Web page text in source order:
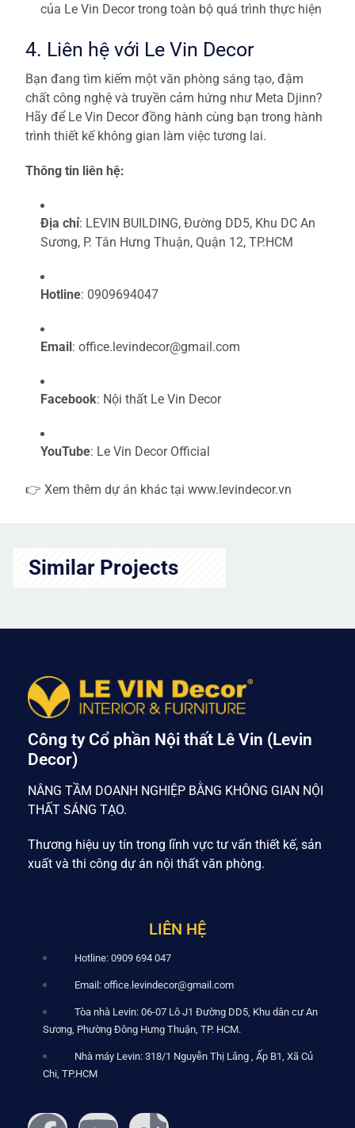
của Le Vin Decor trong toàn bộ quá trình thực hiện
4. Liên hệ với Le Vin Decor
Bạn đang tìm kiếm một văn phòng sáng tạo, đậm
chất công nghệ và truyền cảm hứng như Meta Djinn?
Hãy để Le Vin Decor đồng hành cùng bạn trong hành
trình thiết kế không gian làm việc tương lai.
Thông tin liên hệ:
Địa chỉ: LEVIN BUILDING, Đường DD5, Khu DC An
Sương, P. Tân Hưng Thuận, Quận 12, TP.HCM
Hotline: 0909694047
Email: office.levindecor@gmail.com
Facebook: Nội thất Le Vin Decor
YouTube: Le Vin Decor Official
👉 Xem thêm dự án khác tại www.levindecor.vn
Similar Projects
Công ty Cổ phần Nội thất Lê Vin (Levin
Decor)
NÂNG TẦM DOANH NGHIỆP BẰNG KHÔNG GIAN NỘI
THẤT SÁNG TẠO.
Thương hiệu uy tín trong lĩnh vực tư vấn thiết kế, sản
xuất và thi công dự án nội thất văn phòng.
LIÊN HỆ
Hotline: 0909 694 047
Email: office.levindecor@gmail.com
Tòa nhà Levin: 06-07 Lô J1 Đường DD5, Khu dân cư An
Sương, Phường Đông Hưng Thuận, TP. HCM.
Nhà máy Levin: 318/1 Nguyễn Thị Lắng , Ấp B1, Xã Củ
Chi, TP.HCM